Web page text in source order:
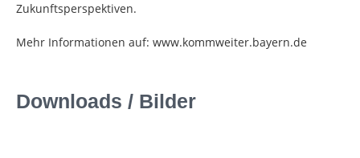
Zukunftsperspektiven.
Mehr Informationen auf: www.kommweiter.bayern.de
Downloads / Bilder